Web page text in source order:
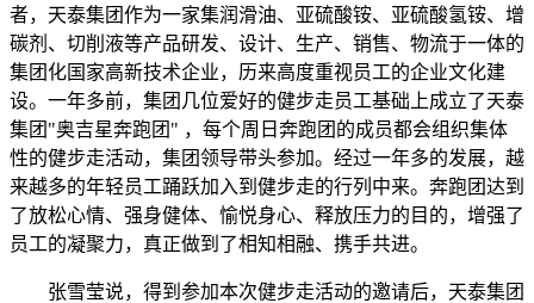
者，天泰集团作为一家集润滑油、亚硫酸铵、亚硫酸氢铵、增
碳剂、切削液等产品研发、设计、生产、销售、物流于一体的
集团化国家高新技术企业，历来高度重视员工的企业文化建
设。一年多前，集团几位爱好的健步走员工基础上成立了天泰
集团"奥吉星奔跑团" ，每个周日奔跑团的成员都会组织集体
性的健步走活动，集团领导带头参加。经过一年多的发展，越
来越多的年轻员工踊跃加入到健步走的行列中来。奔跑团达到
了放松心情、强身健体、愉悦身心、释放压力的目的，增强了
员工的凝聚力，真正做到了相知相融、携手共进。
张雪莹说，得到参加本次健步走活动的邀请后，天泰集团